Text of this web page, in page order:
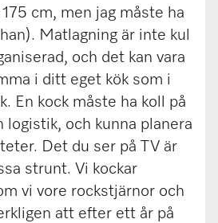
175 cm, men jag måste ha
Matlagning är inte kul
och det kan vara
i ditt eget kök som i
En kock måste ha koll på
logistik, och kunna planera
Det du ser på TV är
strunt. Vi kockar
vi vore rockstjärnor och
att efter ett år på